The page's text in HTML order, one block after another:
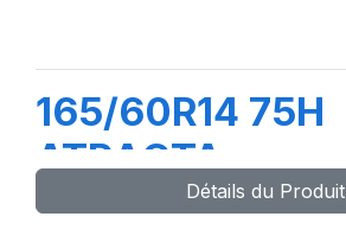
165/60R14 75H
ATRACTA
Détails du Produit